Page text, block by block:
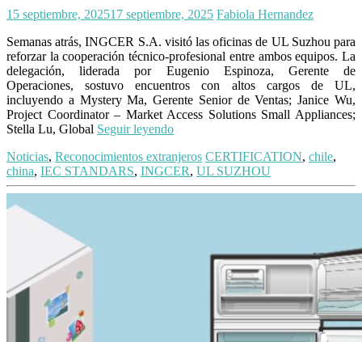
15 septiembre, 202517 septiembre, 2025 Fabiola Hernandez
Semanas atrás, INGCER S.A. visitó las oficinas de UL Suzhou para
reforzar la cooperación técnico-profesional entre ambos equipos. La
delegación, liderada por Eugenio Espinoza, Gerente de
Operaciones, sostuvo encuentros con altos cargos de UL,
incluyendo a Mystery Ma, Gerente Senior de Ventas; Janice Wu,
Project Coordinator – Market Access Solutions Small Appliances;
Stella Lu, Global Seguir leyendo
Noticias, Reconocimientos extranjeros CERTIFICATION, chile,
china, IEC STANDARS, INGCER, UL SUZHOU